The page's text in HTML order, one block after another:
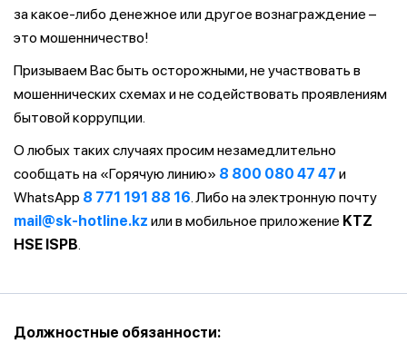
за какое-либо денежное или другое вознаграждение –
это мошенничество!
Призываем Вас быть осторожными, не участвовать в
мошеннических схемах и не содействовать проявлениям
бытовой коррупции.
О любых таких случаях просим незамедлительно
сообщать на «Горячую линию» 8 800 080 47 47 и
WhatsApp 8 771 191 88 16. Либо на электронную почту
mail@sk-hotline.kz или в мобильное приложение KTZ
HSE ISPB.
Должностные обязанности: